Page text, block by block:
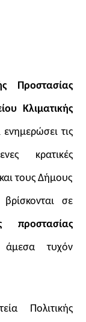
Προστασίας
Κλιματικής
ενημερώσει τις
κρατικές
τους Δήμους
σε
προστασίας
άμεσα τυχόν
Πολιτικής